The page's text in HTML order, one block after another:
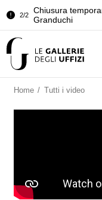
2/2
Chiusura
Granduchi
della Sala
Granduchi
Home / Tutti i video